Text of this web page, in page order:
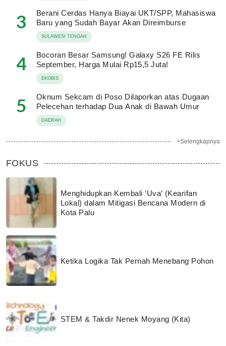
3
Berani Cerdas Hanya Biayai UKT/SPP, Mahasiswa
Baru yang Sudah Bayar Akan Direimburse
SULAWESI TENGAH
4
Bocoran Besar Samsung! Galaxy S26 FE Rilis
September, Harga Mulai Rp15,5 Juta!
EKOBIS
5
Oknum Sekcam di Poso Dilaporkan atas Dugaan
Pelecehan terhadap Dua Anak di Bawah Umur
DAERAH
+Selengkapnya
FOKUS
Menghidupkan Kembali ‘Uva’ (Kearifan
Lokal) dalam Mitigasi Bencana Modern di
Kota Palu
Ketika Logika Tak Pernah Menebang Pohon
STEM & Takdir Nenek Moyang (Kita)